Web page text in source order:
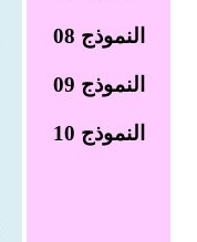
النموذج 08
النموذج 09
النموذج 10